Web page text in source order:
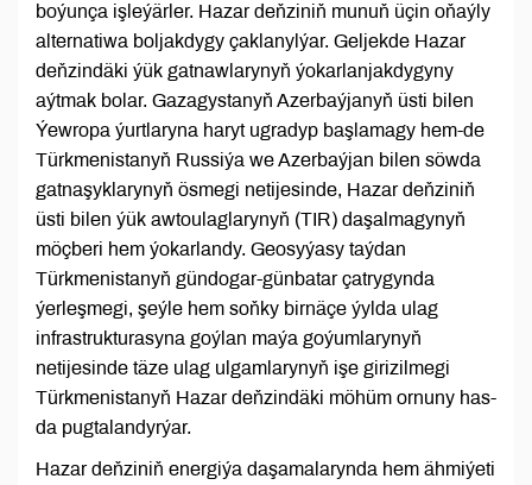
boýunça işleýärler. Hazar deňziniň munuň üçin oňaýly
alternatiwa boljakdygy çaklanylýar. Geljekde Hazar
deňzindäki ýük gatnawlarynyň ýokarlanjakdygyny
aýtmak bolar. Gazagystanyň Azerbaýjanyň üsti bilen
Ýewropa ýurtlaryna haryt ugradyp başlamagy hem-de
Türkmenistanyň Russiýa we Azerbaýjan bilen söwda
gatnaşyklarynyň ösmegi netijesinde, Hazar deňziniň
üsti bilen ýük awtoulaglarynyň (TIR) daşalmagynyň
möçberi hem ýokarlandy. Geosyýasy taýdan
Türkmenistanyň gündogar-günbatar çatrygynda
ýerleşmegi, şeýle hem soňky birnäçe ýylda ulag
infrastrukturasyna goýlan maýa goýumlarynyň
netijesinde täze ulag ulgamlarynyň işe girizilmegi
Türkmenistanyň Hazar deňzindäki möhüm ornuny has-
da pugtalandyrýar.
Hazar deňziniň energiýa daşamalarynda hem ähmiýeti